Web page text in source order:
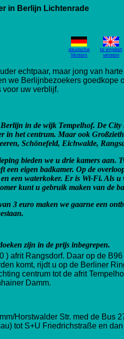
in Berlijn Lichtenrade
deutsche
Version
to english
version
echtpaar, maar jong van
we Berlijnbezoekers goedkope
voor uw verblijf.
in de wijk Tempelhof. De
in het centrum. Maar ook
Schönefeld, Eichwalde,
bieden we u drie kamers aan.
een eigen badkamer. Op de
een waterkoker. Er is Wi-Fi. Als u
kunt u gebruik maken van de
3 euro maken we gaarne een
zijn in de prijs inbegrepen.
afrit Rangsdorf. Daar op de
komt, rijdt u op de Berliner
centrum tot de afrit
Damm.
Horstwalder Str. med de Bus
tot S+U Friedrichstraße en